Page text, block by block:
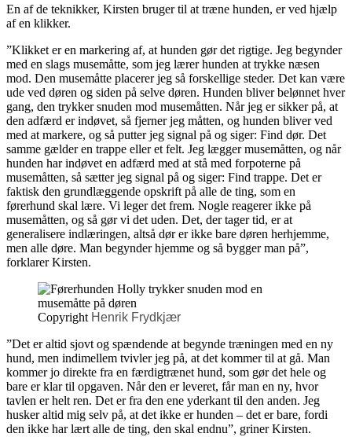
En af de teknikker, Kirsten bruger til at træne hunden, er ved hjælp
af en klikker.
”Klikket er en markering af, at hunden gør det rigtige. Jeg begynder
med en slags musemåtte, som jeg lærer hunden at trykke næsen
mod. Den musemåtte placerer jeg så forskellige steder. Det kan være
ude ved døren og siden på selve døren. Hunden bliver belønnet hver
gang, den trykker snuden mod musemåtten. Når jeg er sikker på, at
den adfærd er indøvet, så fjerner jeg måtten, og hunden bliver ved
med at markere, og så putter jeg signal på og siger: Find dør. Det
samme gælder en trappe eller et felt. Jeg lægger musemåtten, og når
hunden har indøvet en adfærd med at stå med forpoterne på
musemåtten, så sætter jeg signal på og siger: Find trappe. Det er
faktisk den grundlæggende opskrift på alle de ting, som en
førerhund skal lære. Vi leger det frem. Nogle reagerer ikke på
musemåtten, og så gør vi det uden. Det, der tager tid, er at
generalisere indlæringen, altså dør er ikke bare døren herhjemme,
men alle døre. Man begynder hjemme og så bygger man på”,
forklarer Kirsten.
Copyright Henrik Frydkjær
”Det er altid sjovt og spændende at begynde træningen med en ny
hund, men indimellem tvivler jeg på, at det kommer til at gå. Man
kommer jo direkte fra en færdigtrænet hund, som gør det hele og
bare er klar til opgaven. Når den er leveret, får man en ny, hvor
tavlen er helt ren. Det er fra den ene yderkant til den anden. Jeg
husker altid mig selv på, at det ikke er hunden – det er bare, fordi
den ikke har lært alle de ting, den skal endnu”, griner Kirsten.